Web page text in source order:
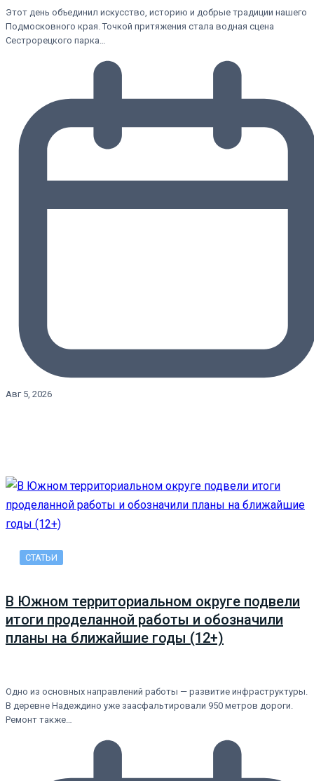
Этот день объединил искусство, историю и добрые традиции нашего
Подмосковного края. Точкой притяжения стала водная сцена
Сестрорецкого парка…
Авг 5, 2026
СТАТЬИ
В Южном территориальном округе подвели
итоги проделанной работы и обозначили
планы на ближайшие годы (12+)
Одно из основных направлений работы — развитие инфраструктуры.
В деревне Надеждино уже заасфальтировали 950 метров дороги.
Ремонт также…